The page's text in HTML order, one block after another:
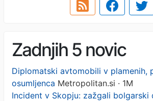
Zadnjih 5 novic
Diplomatski avtomobili v plamenih,
osumljenca Metropolitan.si · 1M
Incident v Skopju: zažgali bolgarski